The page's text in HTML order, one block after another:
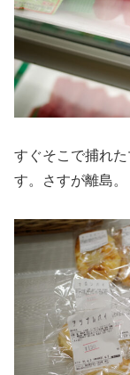
すぐそこで捕れ
す。さすが離島。